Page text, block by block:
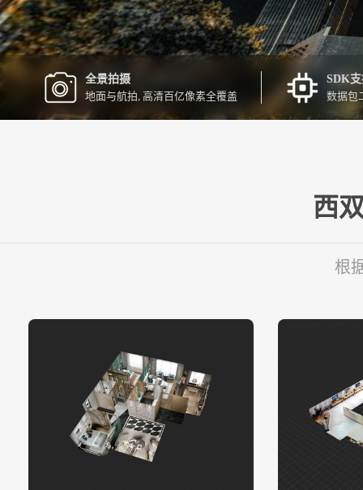
全景拍摄
地面与航拍, 高清百亿像素全覆盖
SDK支
数据包
西
根